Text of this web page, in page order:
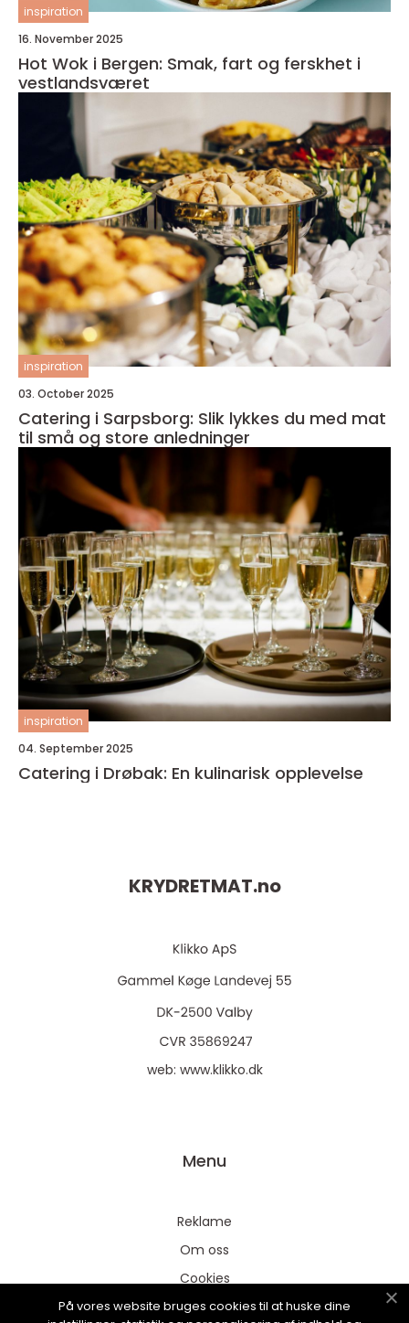
inspiration
16. November 2025
Hot Wok i Bergen: Smak, fart og ferskhet i
vestlandsværet
inspiration
03. October 2025
Catering i Sarpsborg: Slik lykkes du med mat
til små og store anledninger
inspiration
04. September 2025
Catering i Drøbak: En kulinarisk opplevelse
KRYDRETMAT.no
web: www.klikko.dk
Menu
Reklame
Om oss
Cookies
Kontakt Oss
På vores website bruges cookies til at huske dine